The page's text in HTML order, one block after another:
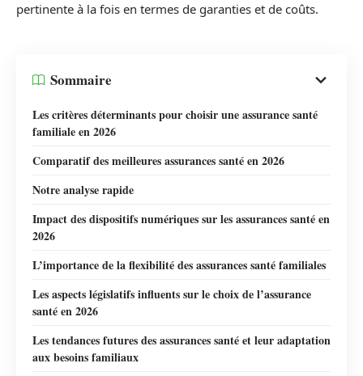
pertinente à la fois en termes de garanties et de coûts.
Sommaire
Les critères déterminants pour choisir une assurance santé
familiale en 2026
Comparatif des meilleures assurances santé en 2026
Notre analyse rapide
Impact des dispositifs numériques sur les assurances santé en
2026
L’importance de la flexibilité des assurances santé familiales
Les aspects législatifs influents sur le choix de l’assurance
santé en 2026
Les tendances futures des assurances santé et leur adaptation
aux besoins familiaux